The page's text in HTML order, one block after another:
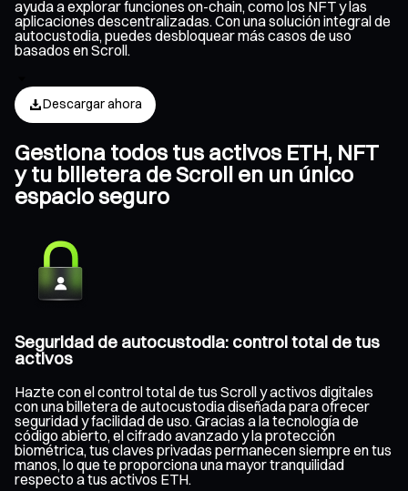
ayuda a explorar funciones on-chain, como los NFT y las
aplicaciones descentralizadas. Con una solución integral de
autocustodia, puedes desbloquear más casos de uso
basados en Scroll.
Descargar ahora
Gestiona todos tus activos ETH, NFT
y tu billetera de Scroll en un único
espacio seguro
Seguridad de autocustodia: control total de tus
activos
Hazte con el control total de tus Scroll y activos digitales
con una billetera de autocustodia diseñada para ofrecer
seguridad y facilidad de uso. Gracias a la tecnología de
código abierto, el cifrado avanzado y la protección
biométrica, tus claves privadas permanecen siempre en tus
manos, lo que te proporciona una mayor tranquilidad
respecto a tus activos ETH.